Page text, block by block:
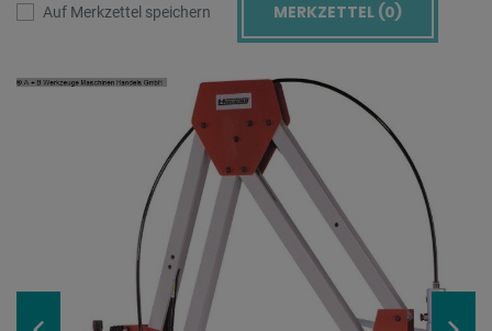
Auf Merkzettel speichern MERKZETTEL (0)